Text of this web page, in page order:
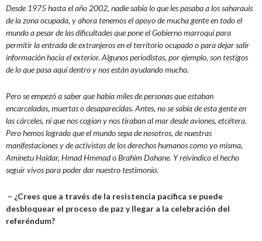
Desde 1975 hasta el año 2002, nadie sabía lo que les pasaba a los saharauis
de la zona ocupada, y ahora tenemos el apoyo de mucha gente en todo el
mundo a pesar de las dificultades que pone el Gobierno marroquí para
permitir la entrada de extranjeros en el territorio ocupado o para dejar salir
información hacia el exterior. Algunos periodistas, por ejemplo, son testigos
de lo que pasa aquí dentro y nos están ayudando mucho.
Pero se empezó a saber que había miles de personas que estaban
encarceladas, muertas o desaparecidas. Antes, no se sabía de esta gente en
las cárceles, ni que nos cogían y nos tiraban al mar desde aviones, etcétera.
Pero hemos logrado que el mundo sepa de nosotros, de nuestras
manifestaciones y de activistas de los derechos humanos como yo misma,
Aminetu Haidar, Hmad Hmmad o Brahim Dahane. Y reivindico el hecho
seguir vivos para poder dar nuestro testimonio.
– ¿Crees que a través de la resistencia pacífica se puede
desbloquear el proceso de paz y llegar a la celebración del
referéndum?